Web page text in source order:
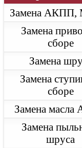
Замена
Замена
сборе
Замена
Замена
сборе
Замена
Замена
шруса
Jaguar XF